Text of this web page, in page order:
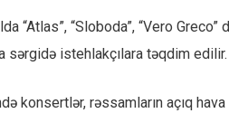
“Atlas”, “Sloboda”, “Vero
sərgidə istehlakçılara təqdim edilir.
konsertlər, rəssamların açıq
Sürətli keçidlər